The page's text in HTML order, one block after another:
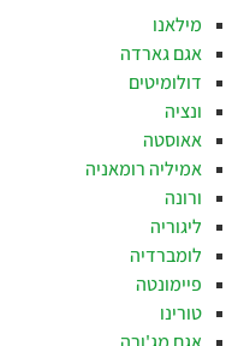
מילאנו
אגם גארדה
דולומיטים
ונציה
אאוסטה
אמיליה רומאניה
ורונה
ליגוריה
לומברדיה
פיימונטה
טורינו